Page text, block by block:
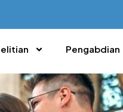
Pengabdian